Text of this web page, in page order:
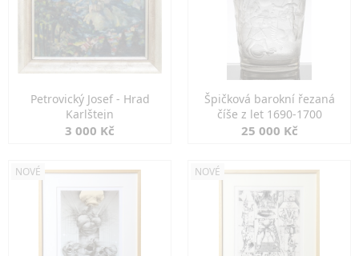
Petrovický Josef - Hrad
Karlštejn
3 000 Kč
Špičková barokní řezaná
číše z let 1690-1700
25 000 Kč
NOVÉ NOVÉ